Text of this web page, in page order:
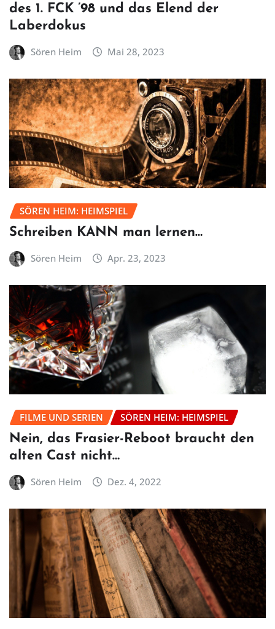
des 1. FCK ’98 und das Elend der
Laberdokus
Sören Heim Mai 28, 2023
SÖREN HEIM: HEIMSPIEL
Schreiben KANN man lernen…
Sören Heim Apr. 23, 2023
FILME UND SERIEN SÖREN HEIM: HEIMSPIEL
Nein, das Frasier-Reboot braucht den
alten Cast nicht…
Sören Heim Dez. 4, 2022